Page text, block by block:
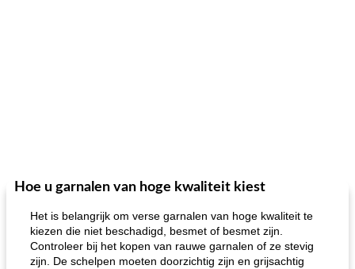
Hoe u garnalen van hoge kwaliteit kiest
Het is belangrijk om verse garnalen van hoge kwaliteit te
kiezen die niet beschadigd, besmet of besmet zijn.
Controleer bij het kopen van rauwe garnalen of ze stevig
zijn. De schelpen moeten doorzichtig zijn en grijsachtig